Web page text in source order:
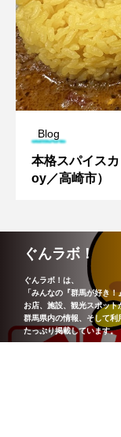
Blog
本格スパイス
oy／高崎市）
ぐんラボ！
ぐんラボ！は、
「みんなの『群馬が好き
お店、施設、観光スポット
群馬県内の情報、そして利
たっぷり掲載しています。